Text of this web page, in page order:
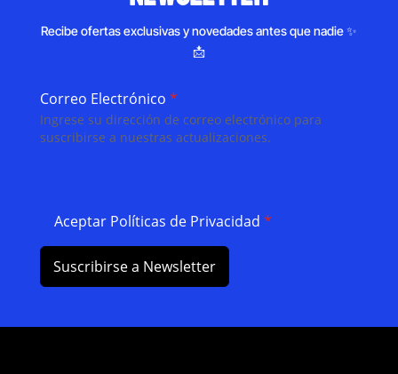
Recibe ofertas exclusivas y novedades antes que nadie ✨
📩
Correo Electrónico *
Ingrese su dirección de correo electrónico para
suscribirse a nuestras actualizaciones.
Aceptar Políticas de Privacidad *
Suscribirse a Newsletter